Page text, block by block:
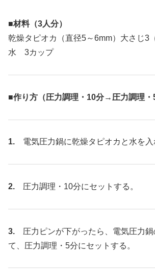
■材料（3人分）
乾燥タピオカ（直径5～6mm）大さじ3
水 3カップ
■作り方（圧力調理・10分→圧力調理・5
1. 電気圧力鍋に乾燥タピオカと水を入
2. 圧力調理・10分にセットする。
3. 圧力ピンが下がったら、電気圧力鍋
て、圧力調理・5分にセットする。